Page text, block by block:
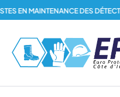
MAINTENANCE DES DÉTECTEURS